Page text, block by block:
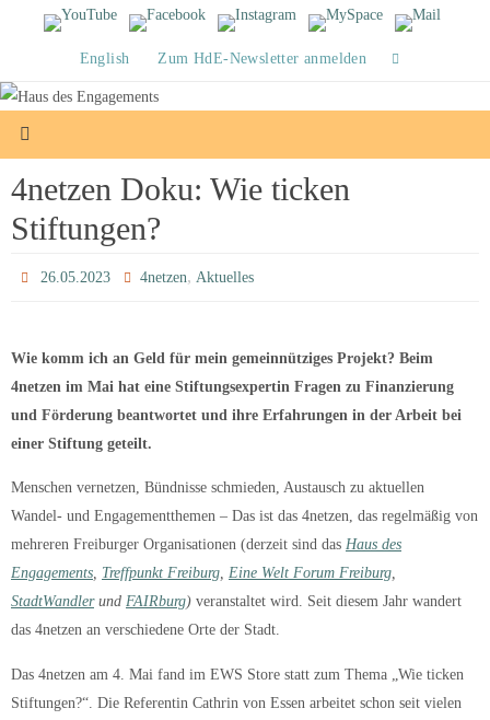
English Zum HdE-Newsletter anmelden
4netzen Doku: Wie ticken
Stiftungen?
26.05.2023 4netzen, Aktuelles
Wie komm ich an Geld für mein gemeinnütziges Projekt? Beim
4netzen im Mai hat eine Stiftungsexpertin Fragen zu Finanzierung
und Förderung beantwortet und ihre Erfahrungen in der Arbeit bei
einer Stiftung geteilt.
Menschen vernetzen, Bündnisse schmieden, Austausch zu aktuellen
Wandel- und Engagementthemen – Das ist das 4netzen, das regelmäßig von
mehreren Freiburger Organisationen (derzeit sind das Haus des
Engagements, Treffpunkt Freiburg, Eine Welt Forum Freiburg,
StadtWandlerund FAIRburg) veranstaltet wird. Seit diesem Jahr wandert
das 4netzen an verschiedene Orte der Stadt.
Das 4netzen am 4. Mai fand im EWS Store statt zum Thema „Wie ticken
Stiftungen?“. Die Referentin Cathrin von Essen arbeitet schon seit vielen